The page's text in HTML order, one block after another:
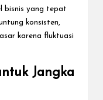
bisnis yang tepat
konsisten,
karena fluktuasi
Jangka